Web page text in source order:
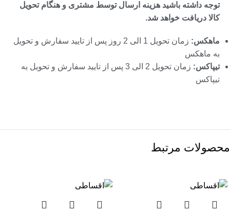
توجه داشته باشید هزینه ارسال توسط مشتری و هنگام تحویل
کالا دریافت خواهد شد.
ماهکس:
زمان تحویل 1 الی 2 روز پس از تایید سفارش و تحویل
به ماهکس
تیپاکس:
زمان تحویل 2 الی 3 پس از تایید سفارش و تحویل به
تیپاکس
محصولات مرتبط